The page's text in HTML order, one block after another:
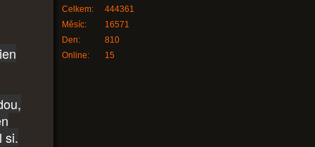
si.
Online: 15
Celkem:
444361
Měsíc:
16571
Den:
810